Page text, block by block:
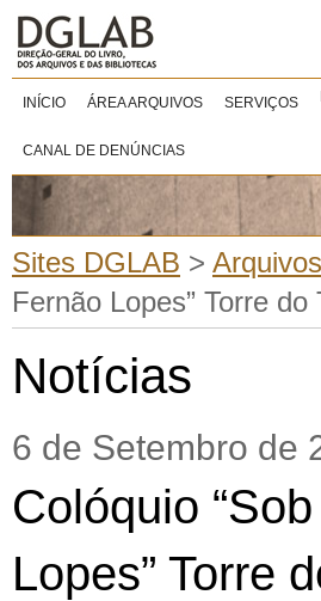
INÍCIO ÁREA ARQUIVOS SERVIÇOS
CANAL DE DENÚNCIAS
Sites DGLAB >
Fernão Lopes” Torre
Notícias
6 de Setembro de
Colóquio
Lopes” Torre